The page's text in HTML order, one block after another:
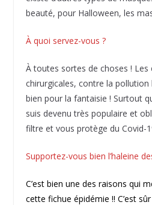
beauté, pour Halloween, les
À quoi servez-vous ?
À toutes sortes de choses ! Les
chirurgicales, contre la pollution
bien pour la fantaisie ! Surtout
suis devenu très populaire et
filtre et vous protège du Covid-
Supportez-vous bien l’haleine
C’est bien une des raisons qui
cette fichue épidémie !! C’est